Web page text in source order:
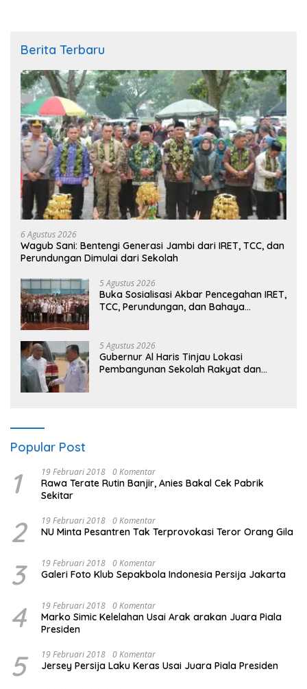
Berita Terbaru
6 Agustus 2026
Wagub Sani: Bentengi Generasi Jambi dari IRET, TCC, dan
Perundungan Dimulai dari Sekolah
5 Agustus 2026
Buka Sosialisasi Akbar Pencegahan IRET,
TCC, Perundungan, dan Bahaya
masa depan sudah ada di tangan”
5 Agustus 2026
Gubernur Al Haris Tinjau Lokasi
Pembangunan Sekolah Rakyat dan
Popular Post
1 19 Februari 2018 0 Komentar
Rawa Terate Rutin Banjir, Anies Bakal Cek Pabrik
Sekitar
2 19 Februari 2018 0 Komentar
NU Minta Pesantren Tak Terprovokasi Teror Orang Gila
3 19 Februari 2018 0 Komentar
Galeri Foto Klub Sepakbola Indonesia Persija Jakarta
4 19 Februari 2018 0 Komentar
Marko Simic Kelelahan Usai Arak arakan Juara Piala
Presiden
5 19 Februari 2018 0 Komentar
Jersey Persija Laku Keras Usai Juara Piala Presiden